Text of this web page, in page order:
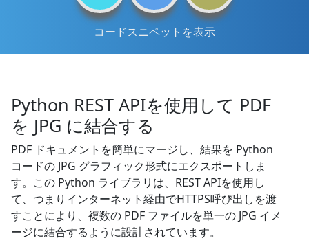
コードスニペットを表示
Python REST APIを使用して PDF
を JPG に結合する
PDF ドキュメントを簡単にマージし、結果を Python
コードの JPG グラフィック形式にエクスポートしま
す。この Python ライブラリは、REST APIを使用し
て、つまりインターネット経由でHTTPS呼び出しを渡
すことにより、複数の PDF ファイルを単一の JPG イメ
ージに結合するように設計されています。